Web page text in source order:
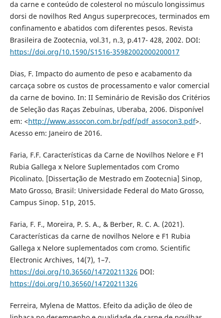
da carne e conteúdo de colesterol no músculo longissimus
dorsi de novilhos Red Angus superprecoces, terminados em
confinamento e abatidos com diferentes pesos. Revista
Brasileira de Zootecnia, vol.31, n.3, p.417- 428, 2002. DOI:
https://doi.org/10.1590/S1516-35982002000200017
Dias, F. Impacto do aumento de peso e acabamento da
carcaça sobre os custos de processamento e valor comercial
da carne de bovino. In: II Seminário de Revisão dos Critérios
de Seleção das Raças Zebuínas, Uberaba, 2006. Disponível
em: <http://www.assocon.com.br/pdf/pdf_assocon3.pdf>.
Acesso em: Janeiro de 2016.
Faria, F.F. Características da Carne de Novilhos Nelore e F1
Rubia Gallega x Nelore Suplementados com Cromo
Picolinato. [Dissertação de Mestrado em Zootecnia] Sinop,
Mato Grosso, Brasil: Universidade Federal do Mato Grosso,
Campus Sinop. 51p, 2015.
Faria, F. F., Moreira, P. S. A., & Berber, R. C. A. (2021).
Características da carne de novilhos Nelore e F1 Rubia
Gallega x Nelore suplementados com cromo. Scientific
Electronic Archives, 14(7), 1–7.
https://doi.org/10.36560/14720211326 DOI:
https://doi.org/10.36560/14720211326
Ferreira, Mylena de Mattos. Efeito da adição de óleo de